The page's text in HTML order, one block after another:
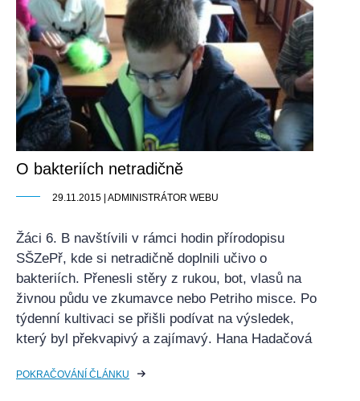
O bakteriích netradičně
29.11.2015 | ADMINISTRÁTOR WEBU
Žáci 6. B navštívili v rámci hodin přírodopisu
SŠZePř, kde si netradičně doplnili učivo o
bakteriích. Přenesli stěry z rukou, bot, vlasů na
živnou půdu ve zkumavce nebo Petriho misce. Po
týdenní kultivaci se přišli podívat na výsledek,
který byl překvapivý a zajímavý. Hana Hadačová
POKRAČOVÁNÍ ČLÁNKU